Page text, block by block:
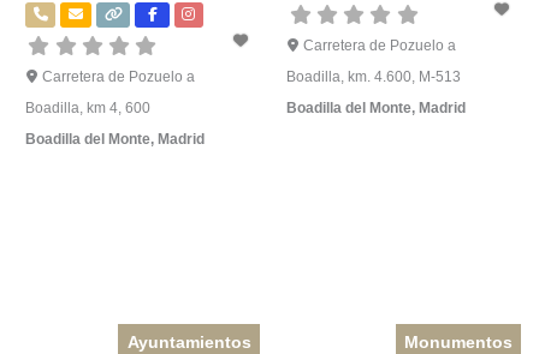
Carretera de Pozuelo a
Boadilla, km 4, 600
Boadilla del Monte, Madrid
Carretera de Pozuelo a
Boadilla, km. 4.600, M-513
Boadilla del Monte, Madrid
Ayuntamientos Monumentos